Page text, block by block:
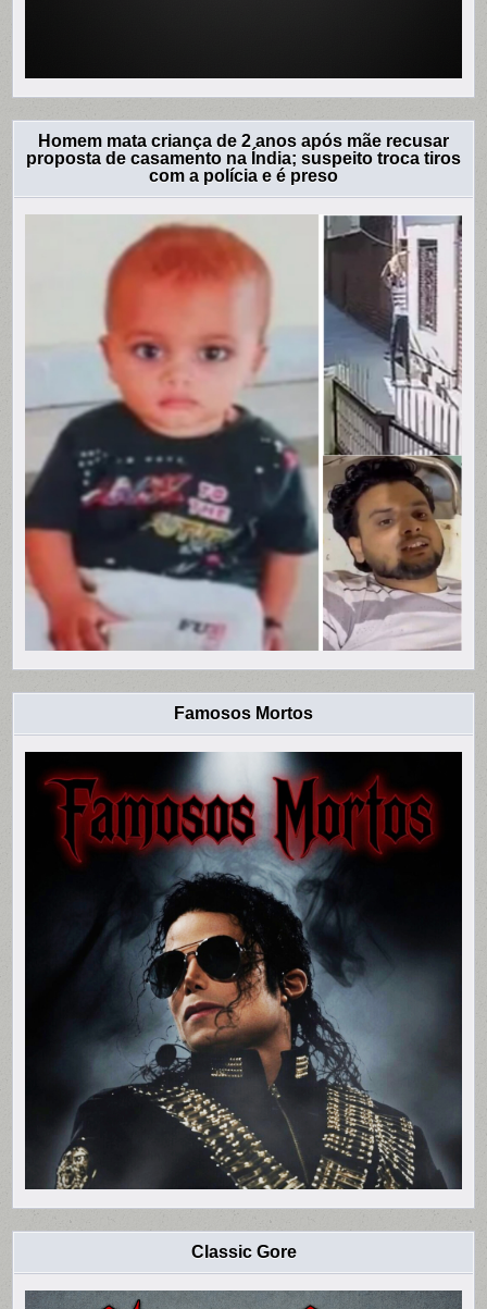
Homem mata criança de 2 anos após mãe recusar
proposta de casamento na Índia; suspeito troca tiros
com a polícia e é preso
Famosos Mortos
Classic Gore